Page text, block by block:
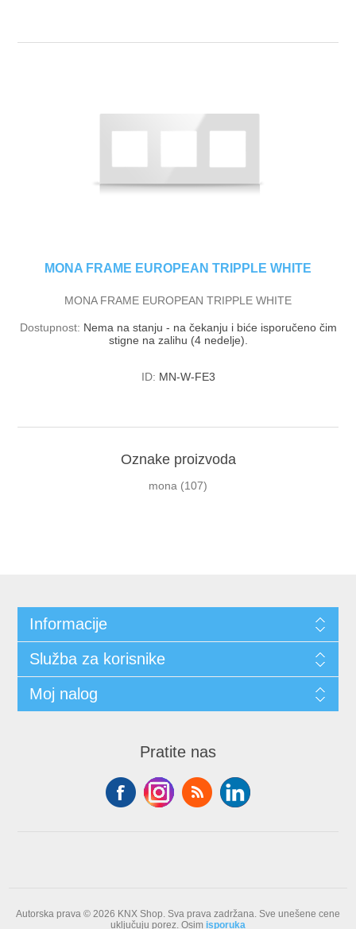
MONA FRAME EUROPEAN TRIPPLE WHITE
MONA FRAME EUROPEAN TRIPPLE WHITE
Dostupnost: Nema na stanju - na čekanju i biće isporučeno čim
stigne na zalihu (4 nedelje).
ID: MN-W-FE3
Oznake proizvoda
mona (107)
Informacije
Služba za korisnike
Moj nalog
Pratite nas
Autorska prava © 2026 KNX Shop. Sva prava zadržana. Sve unešene cene
uključuju porez. Osim isporuka